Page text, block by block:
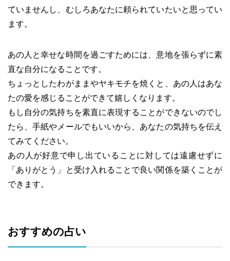
ていませんし、むしろあなたに頼られていたいと思ってい
ます。
あの人と幸せな時間を過ごすためには、意地を張らずに素
直な自分になることです。
ちょっとしたわがままやヤキモチを焼くと、あの人はあな
たの愛を感じることができて嬉しくなります。
もし自分の気持ちを素直に表現することができないのでし
たら、手紙やメールでもいいから、あなたの気持ちを伝え
てみてください。
あの人が好意で申し出ていることに対しては遠慮せずに
「ありがとう」と受け入れることで良い関係を築くことが
できます。
おすすめの占い